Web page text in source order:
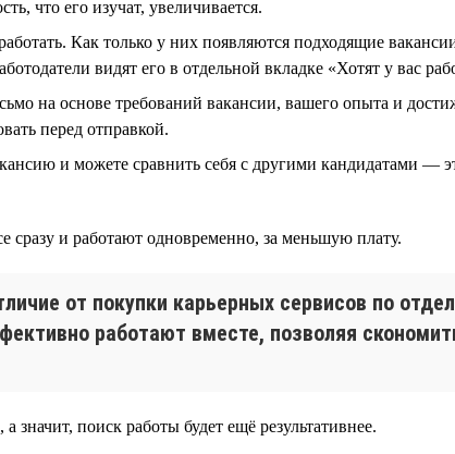
что его изучат, увеличивается.
Как только у них появляются подходящие
видят его в отдельной вкладке «Хотят у вас
на основе требований вакансии, вашего опыта и
перед отправкой.
и можете сравнить себя с другими кандидатами —
сразу и работают одновременно, за меньшую плату.
от покупки карьерных сервисов по
работают вместе, позволяя
значит, поиск работы будет ещё результативнее.